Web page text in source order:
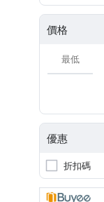
價格
優惠
折扣碼